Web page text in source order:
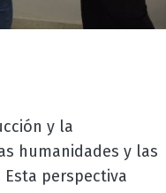
y la
humanidades y las
perspectiva